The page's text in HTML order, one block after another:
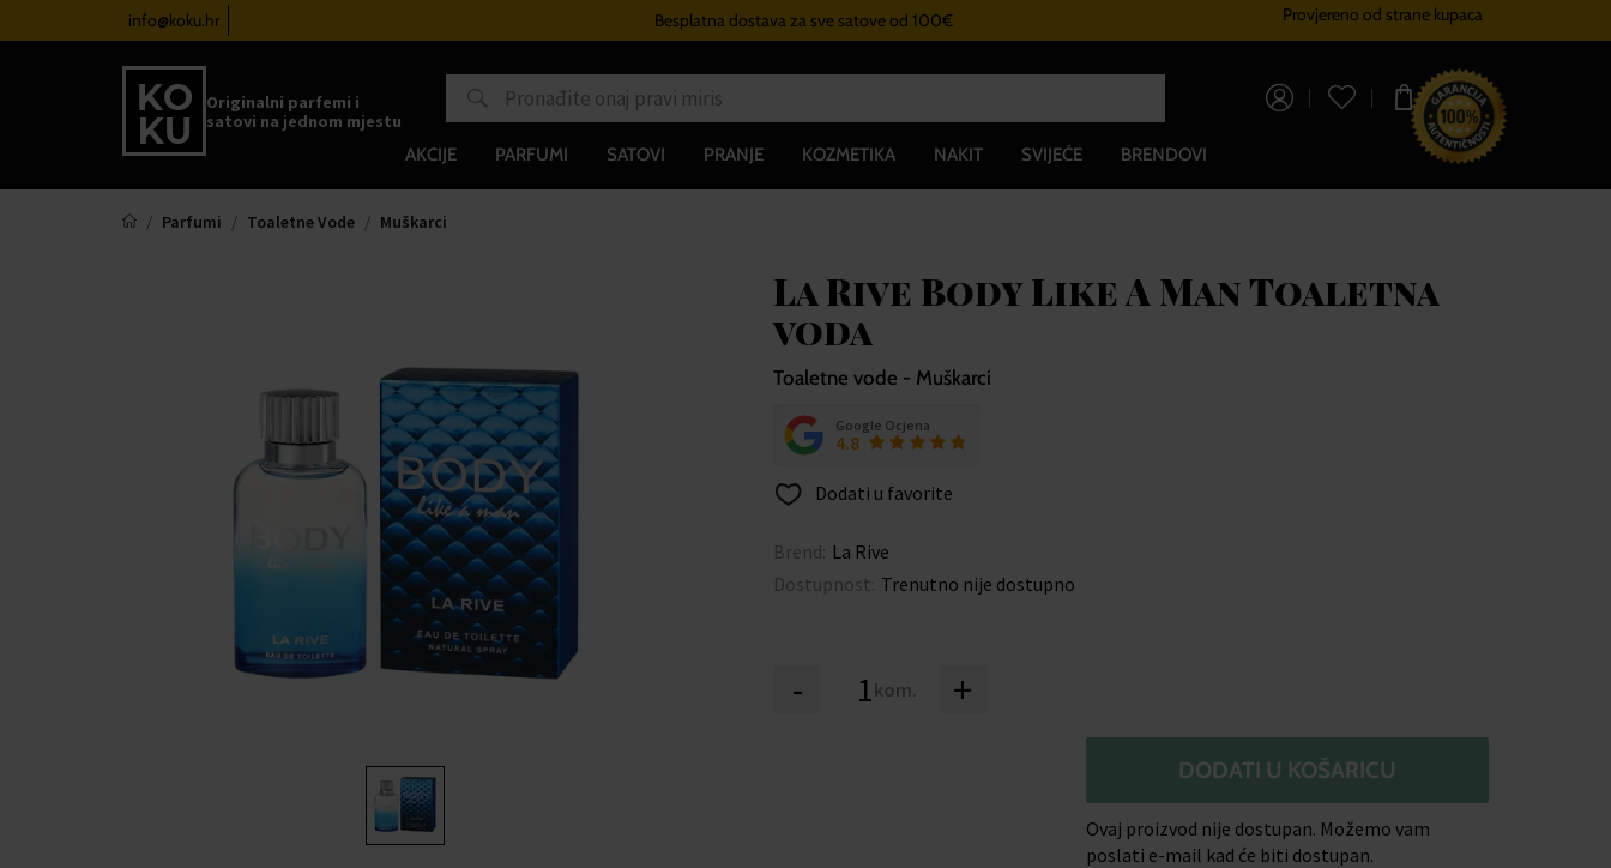
info@koku.hr Besplatna dostava za sve satove od 100€ Sustav vjernostiProvjereno od strane kupaca
Originalni parfemi i
satovi na jednom mjestu
0,00 €
AKCIJE PARFUMI SATOVI PRANJE KOZMETIKA NAKIT SVIJEĆE BRENDOVI
Parfumi Toaletne Vode Muškarci
La Rive Body Like A Man Toaletna
voda
Toaletne vode - Muškarci
Google Ocjena
4.8
Dodati u favorite
Brend: La Rive
Dostupnost: Trenutno nije dostupno
- kom. +
DODATI U KOŠARICU
Ovaj proizvod nije dostupan. Možemo vam
poslati e-mail kad će biti dostupan.